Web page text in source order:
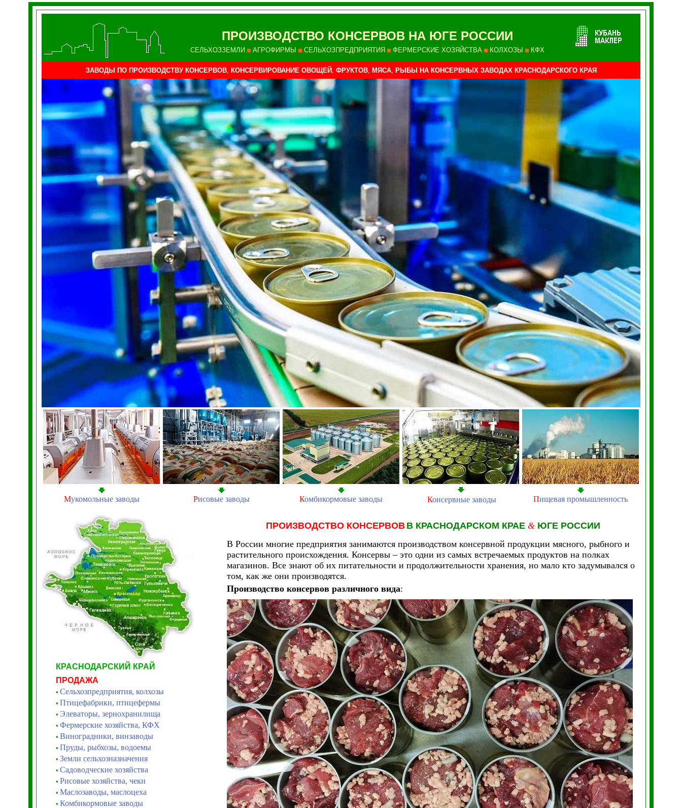
ПРОИЗВОДСТВО КОНСЕРВОВ НА ЮГЕ РОССИИ
СЕЛЬХОЗЗЕМЛИ АГРОФИРМЫ СЕЛЬХОЗПРЕДПРИЯТИЯ ФЕРМЕРСКИЕ ХОЗЯЙСТВА КОЛХОЗЫ КФХ
ЗАВОДЫ ПО ПРОИЗВОДСТВУ КОНСЕРВОВ, КОНСЕРВИРОВАНИЕ ОВОЩЕЙ , ФРУКТОВ, МЯСА, РЫБЫ НА КОНСЕРВНЫХ ЗАВОДАХ КРАСНОДАРСКОГО КРАЯ
Мукомольные заводы Рисовые заводы Комбикормовые заводы Консервные заводы Пищевая промышленность
КРАСНОДАРСКИЙ КРАЙ
ПРОДАЖА
• Сельхозпредприятия, колхозы
• Птицефабрики, птицефермы
• Элеваторы, зернохранилища
• Фермерские хозяйства, КФХ
• Виноградники, винзаводы
• Пруды, рыбхозы, водоемы
• Земли сельхозназначения
• Садоводческие хозяйства
• Рисовые хозяйства, чеки
• Маслозаводы, маслоцеха
• Комбикормовые заводы
ПРОИЗВОДСТВО КОНСЕРВОВ В КРАСНОДАРСКОМ КРАЕ & ЮГЕ РОССИИ
В России многие предприятия занимаются производством консервной продукции мясного, рыбного и
растительного происхождения. Консервы – это одни из самых встречаемых продуктов на полках
магазинов. Все знают об их питательности и продолжительности хранения, но мало кто задумывался о
том, как же они производятся.
Производство консервов различного вида: